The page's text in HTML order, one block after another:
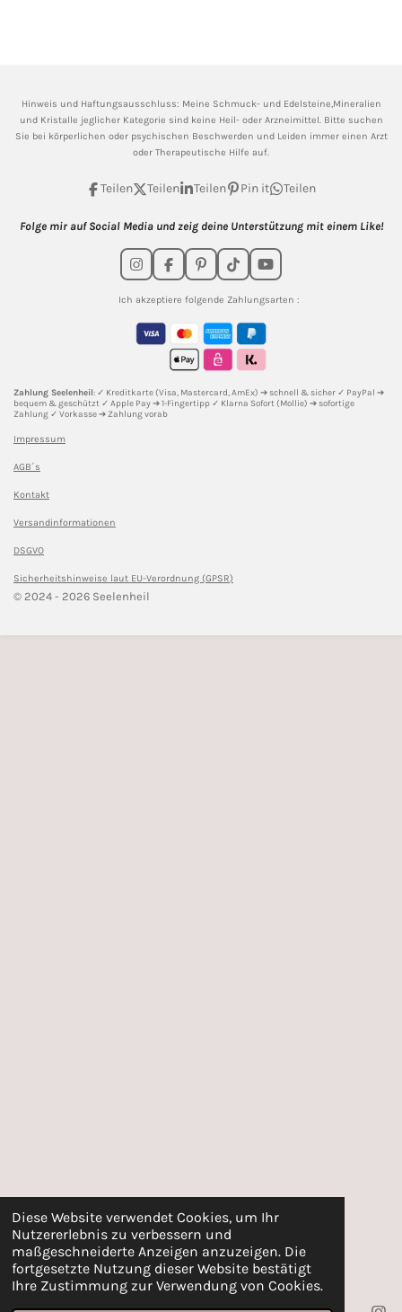
Diese Website verwendet Cookies, um Ihr
Nutzererlebnis zu verbessern und
maßgeschneiderte Anzeigen anzuzeigen. Die
fortgesetzte Nutzung dieser Website bestätigt
Ihre Zustimmung zur Verwendung von Cookies.
Hinweis und Haftungsausschluss: Meine Schmuck- und Edelsteine,Mineralien
und Kristalle jeglicher Kategorie sind keine Heil- oder Arzneimittel. Bitte suchen
Sie bei körperlichen oder psychischen Beschwerden und Leiden immer einen Arzt
oder Therapeutische Hilfe auf.
Teilen Teilen Teilen Pin it Teilen
Folge mir auf Social Media und zeig deine Unterstützung mit einem Like!
I
n
s
a
g
F
a
c
o
o
k
P
i
n
e
r
e
s
T
i
k
o
k
Y
o
u
u
b
Ich akzeptiere folgende Zahlungsarten :
Zahlung Seelenheil: ✓ Kreditkarte (Visa, Mastercard, AmEx) ➔ schnell & sicher ✓ PayPal ➔
bequem & geschützt ✓ Apple Pay ➔ 1-Fingertipp ✓ Klarna Sofort (Mollie) ➔ sofortige
Zahlung ✓ Vorkasse ➔ Zahlung vorab
Impressum
AGB´s
Kontakt
Versandinformationen
DSGVO
Sicherheitshinweise laut EU-Verordnung (GPSR)
© 2024 - 2026 Seelenheil